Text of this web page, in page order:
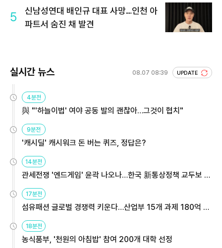
5
신남성연대 배인규 대표 사망…인천 아
파트서 숨진 채 발견
실시간 뉴스 08.07 08:39 UPDATE
4분전
與 "'하늘이법' 여야 공동 발의 괜찮아…그것이 협치"
9분전
'캐시딜' 캐시워크 돈 버는 퀴즈, 정답은?
14분전
관세전쟁 '엔드게임' 윤곽 나오나…한국 新통상정책 교두보 활
17분전
섬유패션 글로벌 경쟁력 키운다…산업부 15개 과제 180억 지
18분전
농식품부, '천원의 아침밥' 참여 200개 대학 선정